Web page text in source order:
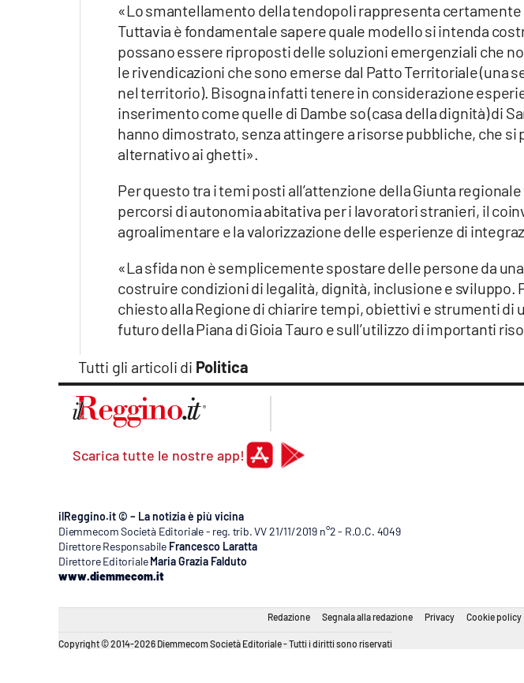
Vai
Tutti gli articoli di Politica
«Lo smantellamento della tendopoli rappresenta
Tuttavia è fondamentale sapere quale modello si intenda
possano essere riproposti delle soluzioni emergenziali che
le rivendicazioni che sono emerse dal Patto Territoriale (una
nel territorio). Bisogna infatti tenere in considerazione
inserimento come quelle di Dambe so (casa della dignità) di
hanno dimostrato, senza attingere a risorse pubbliche, che si
alternativo ai ghetti».
Per questo tra i temi posti all’attenzione della Giunta
percorsi di autonomia abitativa per i lavoratori stranieri, il
agroalimentare e la valorizzazione delle esperienze di
«La sfida non è semplicemente spostare delle persone da
costruire condizioni di legalità, dignità, inclusione e sviluppo.
chiesto alla Regione di chiarire tempi, obiettivi e strumenti di
futuro della Piana di Gioia Tauro e sull’utilizzo di importanti
Scarica tutte le nostre app!
ilReggino.it © – La notizia è più vicina
Diemmecom Società Editoriale - reg. trib. VV 21/11/2019 n°2 - R.O.C. 4049
Direttore Responsabile Francesco Laratta
Direttore Editoriale Maria Grazia Falduto
www.diemmecom.it
Redazione Segnala alla redazione Privacy Cookie policy
Copyright © 2014-2026 Diemmecom Società Editoriale - Tutti i diritti sono riservati